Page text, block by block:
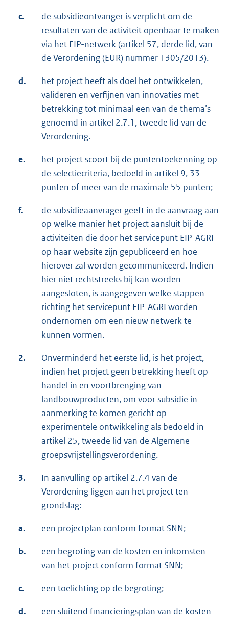
c.
de subsidieontvanger is verplicht om de
resultaten van de activiteit openbaar te maken
via het EIP-netwerk (artikel 57, derde lid, van
de Verordening (EUR) nummer 1305/2013).
d.
het project heeft als doel het ontwikkelen,
valideren en verfijnen van innovaties met
betrekking tot minimaal een van de thema’s
genoemd in artikel 2.7.1, tweede lid van de
Verordening.
e.
het project scoort bij de puntentoekenning op
de selectiecriteria, bedoeld in artikel 9, 33
punten of meer van de maximale 55 punten;
f.
de subsidieaanvrager geeft in de aanvraag aan
op welke manier het project aansluit bij de
activiteiten die door het servicepunt EIP-AGRI
op haar website zijn gepubliceerd en hoe
hierover zal worden gecommuniceerd. Indien
hier niet rechtstreeks bij kan worden
aangesloten, is aangegeven welke stappen
richting het servicepunt EIP-AGRI worden
ondernomen om een nieuw netwerk te
kunnen vormen.
2.
Onverminderd het eerste lid, is het project,
indien het project geen betrekking heeft op
handel in en voortbrenging van
landbouwproducten, om voor subsidie in
aanmerking te komen gericht op
experimentele ontwikkeling als bedoeld in
artikel 25, tweede lid van de Algemene
groepsvrijstellingsverordening.
3.
In aanvulling op artikel 2.7.4 van de
Verordening liggen aan het project ten
grondslag:
a. een projectplan conform format SNN;
b.
een begroting van de kosten en inkomsten
van het project conform format SNN;
c. een toelichting op de begroting;
d.
een sluitend financieringsplan van de kosten